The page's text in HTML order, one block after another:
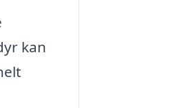
kan